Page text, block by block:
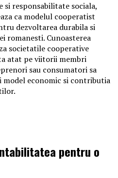
responsabilitate sociala,
ca modelul cooperatist
dezvoltarea durabila si
romanesti. Cunoasterea
societatile cooperative
atat pe viitorii membri
sau consumatori sa
model economic si contributia
pentru o